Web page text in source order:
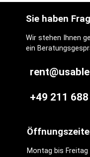
Sie haben
Wir stehen Ihnen
ein
+49 211
Montag bis Freitag